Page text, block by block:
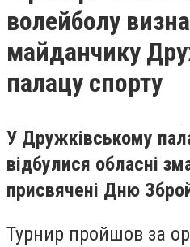
волейболу
майданчику
палацу спорту
У Дружківському
відбулися обласні
присвячені Дню
Турнир пройшов за